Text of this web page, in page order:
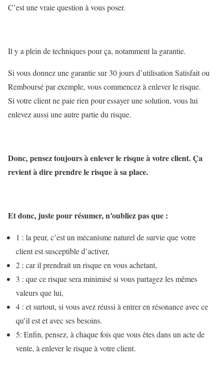
C’est une vraie question à vous poser.
Il y a plein de techniques pour ça, notamment la garantie.
Si vous donnez une garantie sur 30 jours d’utilisation Satisfait ou
Remboursé par exemple, vous commencez à enlever le risque.
Si votre client ne paie rien pour essayer une solution, vous lui
enlevez aussi une autre partie du risque.
Donc, pensez toujours à enlever le risque à votre client. Ça
revient à dire prendre le risque à sa place.
Et donc, juste pour résumer, n’oubliez pas que :
1 : la peur, c’est un mécanisme naturel de survie que votre
client est susceptible d’activer,
2 : car il prendrait un risque en vous achetant,
3 : que ce risque sera minimisé si vous partagez les mêmes
valeurs que lui,
4 : et surtout, si vous avez réussi à entrer en résonance avec ce
qu’il est et avec ses besoins.
5: Enfin, pensez, à chaque fois que vous êtes dans un acte de
vente, à enlever le risque à votre client.